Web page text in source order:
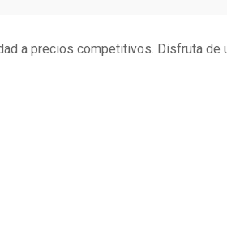
a precios competitivos. Disfruta de